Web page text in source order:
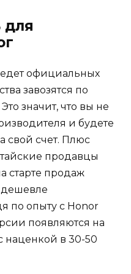
для
официальных
завозятся по
значит, что вы не
и будете
свой счет. Плюс
продавцы
старте продаж
по опыту с Honor
появляются на
наценкой в 30-50